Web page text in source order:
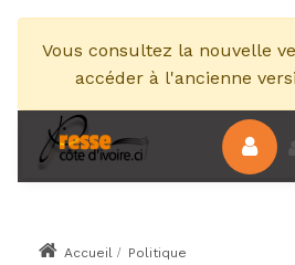
Vous consultez la nouvelle
accéder à l'ancienne
Accueil
Politique